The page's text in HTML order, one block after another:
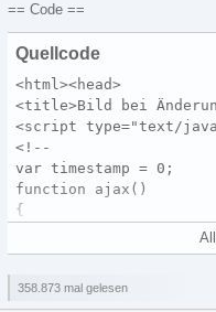
== Code ==
Quellcode
358.873 mal gelesen